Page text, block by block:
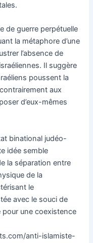
de guerre perpétuelle
la métaphore d’une
l’absence de
Il suggère
poussent la
aux
d’eux-mêmes
binational judéo-
idée semble
la séparation entre
de la
le
avec le souci de
pour une coexistence
anti-islamiste-